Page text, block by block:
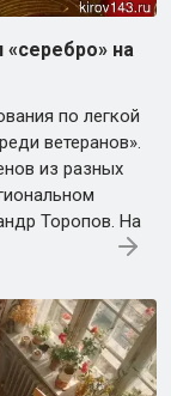
на
по легкой
ветеранов».
из разных
Торопов. На